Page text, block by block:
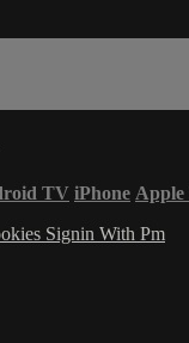
TV iPhone
Signin With Pm